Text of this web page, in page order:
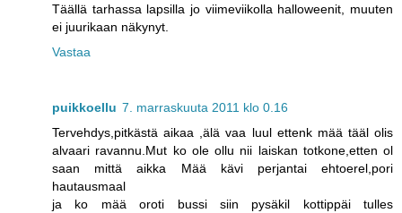
Täällä tarhassa lapsilla jo viimeviikolla halloweenit, muuten
ei juurikaan näkynyt.
Vastaa
puikkoellu 7. marraskuuta 2011 klo 0.16
Tervehdys,pitkästä aikaa ,älä vaa luul ettenk mää tääl olis
alvaari ravannu.Mut ko ole ollu nii laiskan totkone,etten ol
saan mittä aikka Mää kävi perjantai ehtoerel,pori
hautausmaal
ja ko mää oroti bussi siin pysäkil kottippäi tulles